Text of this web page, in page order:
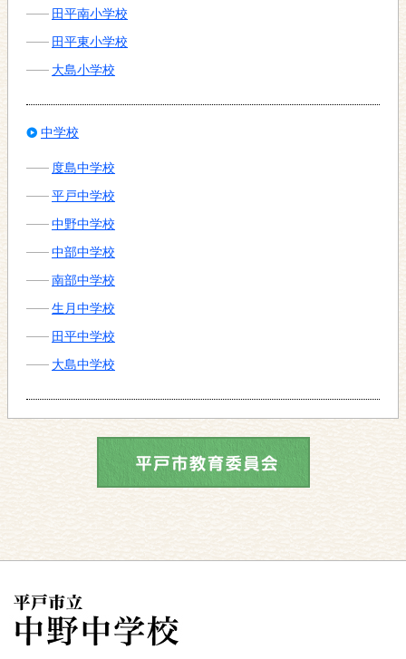
田平南小学校
田平東小学校
大島小学校
中学校
度島中学校
平戸中学校
中野中学校
中部中学校
南部中学校
生月中学校
田平中学校
大島中学校